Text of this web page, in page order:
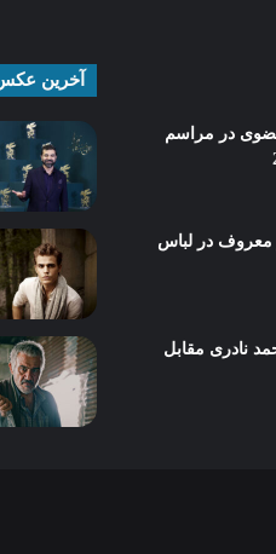
در مراسم
معروف در لباس
نادری مقابل
آخرین